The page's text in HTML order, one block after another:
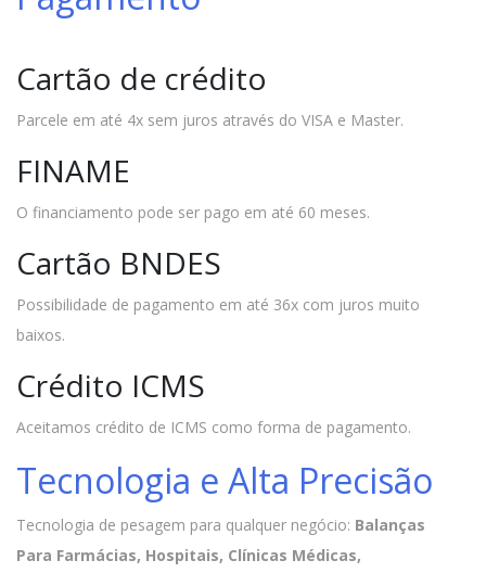
Cartão de crédito
Parcele em até 4x sem juros através do VISA e Master.
FINAME
O financiamento pode ser pago em até 60 meses.
Cartão BNDES
Possibilidade de pagamento em até 36x com juros muito
baixos.
Crédito ICMS
Aceitamos crédito de ICMS como forma de pagamento.
Tecnologia e Alta Precisão
Tecnologia de pesagem para qualquer negócio: Balanças
Para Farmácias, Hospitais, Clínicas Médicas,